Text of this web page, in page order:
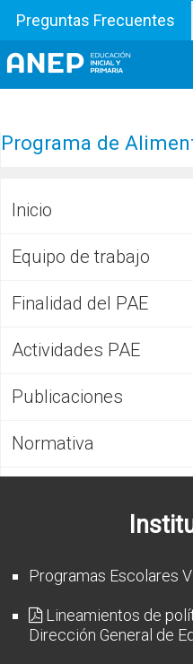
Preguntas Frecuentes
Inspecciones
Programas
ATD
Documentos
CFP
Programa de
Inicio
Equipo de trabajo
Finalidad del PAE
Actividades PAE
Publicaciones
Normativa
Programas Escolares
Lineamientos de
Dirección General de